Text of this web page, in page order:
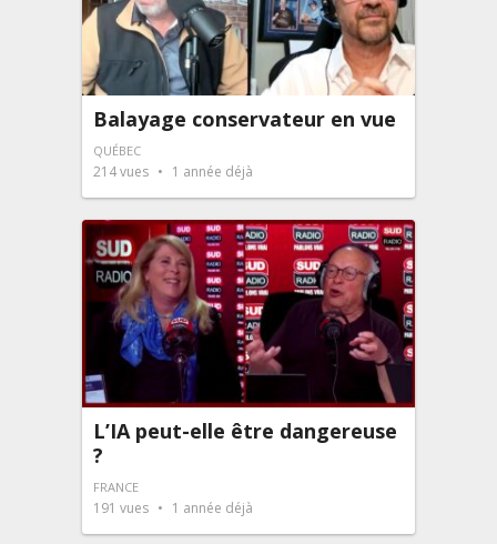
Balayage conservateur en vue
QUÉBEC
214vues 1 année déjà
L’IA peut-elle être dangereuse
?
FRANCE
191 vues 1 année déjà